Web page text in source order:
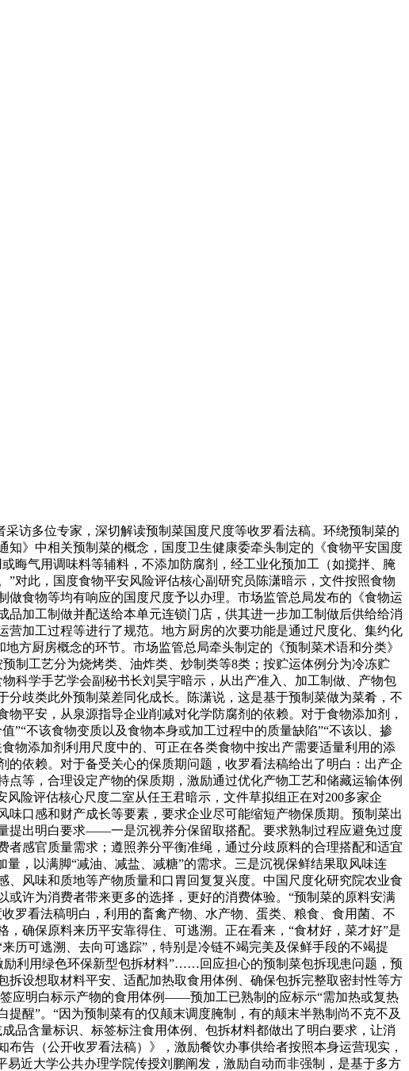
访多位专家，深切解读预制菜国度尺度等收罗看法稿。环绕预制菜的
》中相关预制菜的概念，国度卫生健康委牵头制定的《食物平安国度
晦气用调味料等辅料，不添加防腐剂，经工业化预加工（如搅拌、腌
对此，国度食物平安风险评估核心副研究员陈潇暗示，文件按照食物
食物等均有响应的国度尺度予以办理。市场监管总局发布的《食物运
加工制做并配送给本单元连锁门店，供其进一步加工制做后供给给消
加工过程等进行了规范。地方厨房的次要功能是通过尺度化、集约化
方厨房概念的环节。市场监管总局牵头制定的《预制菜术语和分类》
制工艺分为烧烤类、油炸类、炒制类等8类；按贮运体例分为冷冻贮
科学手艺学会副秘书长刘昊宇暗示，从出产准入、加工制做、产物包
歧类此外预制菜差同化成长。陈潇说，这是基于预制菜做为菜肴，不
平安，从泉源指导企业削减对化学防腐剂的依赖。对于食物添加剂，
”“不该食物变质以及食物本身或加工过程中的质量缺陷”“不该以、掺
物添加剂利用尺度中的、可正在各类食物中按出产需要适量利用的添
依赖。对于备受关心的保质期问题，收罗看法稿给出了明白：出产企
等，合理设定产物的保质期，激励通过优化产物工艺和储藏运输体例
险评估核心尺度二室从任王君暗示，文件草拟组正在对200多家企
口感和财产成长等要素，要求企业尽可能缩短产物保质期。预制菜出
提出明白要求——一是沉视养分保留取搭配。要求熟制过程应避免过度
感官质量需求；遵照养分平衡准绳，通过分歧原料的合理搭配和适宜
，以满脚“减油、减盐、减糖”的需求。三是沉视保鲜结果取风味连
风味和质地等产物质量和口胃回复复兴度。中国尺度化研究院农业食
许为消费者带来更多的选择，更好的消费体验。“预制菜的原料安满
罗看法稿明白，利用的畜禽产物、水产物、蛋类、粮食、食用菌、不
确保原料来历平安靠得住、可逃溯。正在看来，“食材好，菜才好”是
历可逃溯、去向可逃踪”，特别是冷链不竭完美及保鲜手段的不竭提
利用绿色环保新型包拆材料”……回应担心的预制菜包拆现患问题，预
设想取材料平安、适配加热取食用体例、确保包拆完整取密封性等方
应明白标示产物的食用体例——预加工已熟制的应标示“需加热或复热
醒”。“因为预制菜有的仅颠末调度腌制，有的颠末半熟制尚不克不及
品含量标识、标签标注食用体例、包拆材料都做出了明白要求，让消
告（公开收罗看法稿）》，激励餐饮办事供给者按照本身运营现实，
近大学公共办理学院传授刘鹏阐发，激励自动而非强制，是基于多方